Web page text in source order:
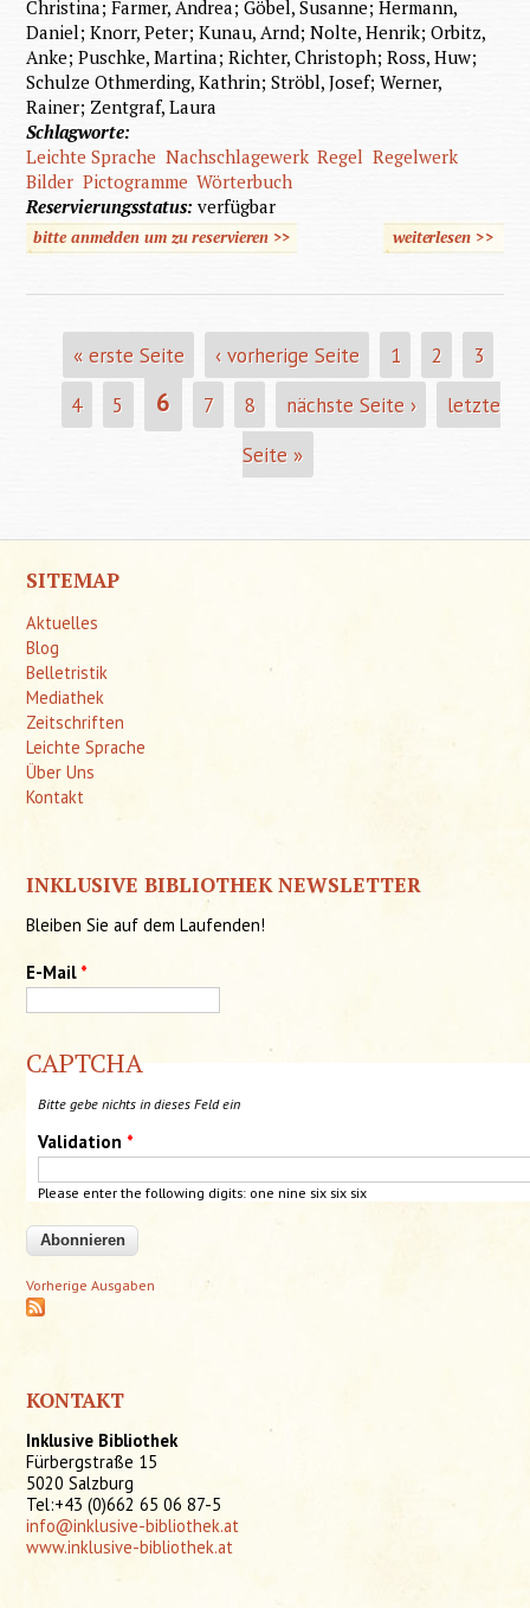
Christina; Farmer, Andrea; Göbel, Susanne; Hermann,
Daniel; Knorr, Peter; Kunau, Arnd; Nolte, Henrik; Orbitz,
Anke; Puschke, Martina; Richter, Christoph; Ross, Huw;
Schulze Othmerding, Kathrin; Ströbl, Josef; Werner,
Rainer; Zentgraf, Laura
Schlagworte:
Leichte Sprache Nachschlagewerk Regel Regelwerk
Bilder Pictogramme Wörterbuch
Reservierungsstatus:verfügbar
bitte anmelden um zu reservieren >> weiterlesen über
für
>>
SEITEN« erste Seite ‹ vorherige Seite 1 2
3
4
5 6 7 8 nächste Seite ›
letzte
Seite »
SITEMAP
Aktuelles
Blog
Belletristik
Mediathek
Zeitschriften
Leichte Sprache
Über Uns
Kontakt
INKLUSIVE BIBLIOTHEK NEWSLETTER
Bleiben Sie auf dem Laufenden!
E-Mail *
CAPTCHA
Bitte gebe nichts in dieses Feld ein
Validation *
Please enter the following digits: one nine six six six
Vorherige Ausgaben
KONTAKT
Inklusive Bibliothek
Fürbergstraße 15
5020 Salzburg
Tel:+43 (0)662 65 06 87-5
info@inklusive-bibliothek.at
www.inklusive-bibliothek.at